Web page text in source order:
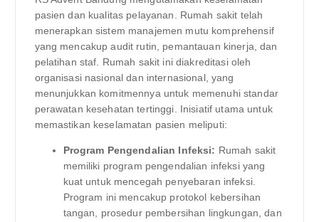
pasien dan kualitas pelayanan. Rumah sakit telah
menerapkan sistem manajemen mutu komprehensif
yang mencakup audit rutin, pemantauan kinerja, dan
pelatihan staf. Rumah sakit ini diakreditasi oleh
organisasi nasional dan internasional, yang
menunjukkan komitmennya untuk memenuhi standar
perawatan kesehatan tertinggi. Inisiatif utama untuk
memastikan keselamatan pasien meliputi:
Program Pengendalian Infeksi: Rumah sakit
memiliki program pengendalian infeksi yang
kuat untuk mencegah penyebaran infeksi.
Program ini mencakup protokol kebersihan
tangan, prosedur pembersihan lingkungan, dan